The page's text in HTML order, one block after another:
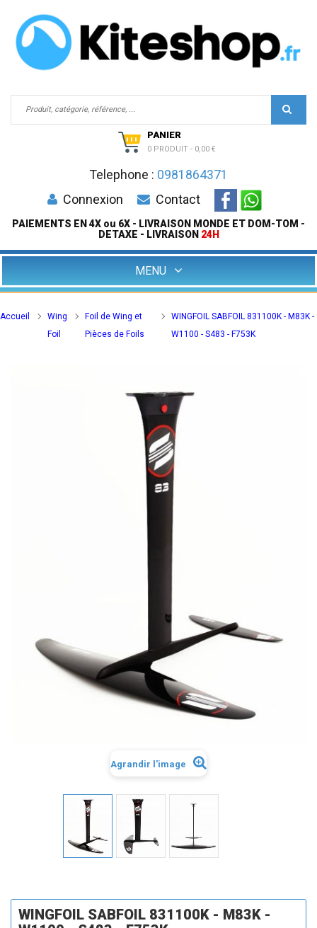
PANIER
0 PRODUIT - 0,00 €
Telephone : 0981864371
Connexion
Contact
PAIEMENTS EN 4X ou 6X - LIVRAISON MONDE ET DOM-TOM -
DETAXE - LIVRAISON 24H
MENU
Accueil
Wing
Foil
Foil de Wing et
Pièces de Foils
WINGFOIL SABFOIL 831100K - M83K -
W1100 - S483 - F753K
Agrandir l'image
WINGFOIL SABFOIL 831100K - M83K -